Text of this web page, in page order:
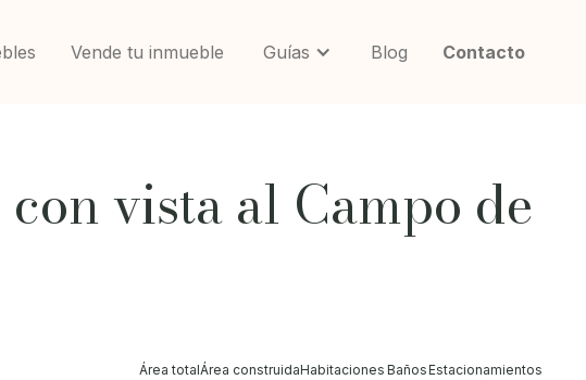
Vende tu inmueble Guías Blog Contacto
vista al Campo de
Área totalÁrea construidaHabitaciones BañosEstacionamientos